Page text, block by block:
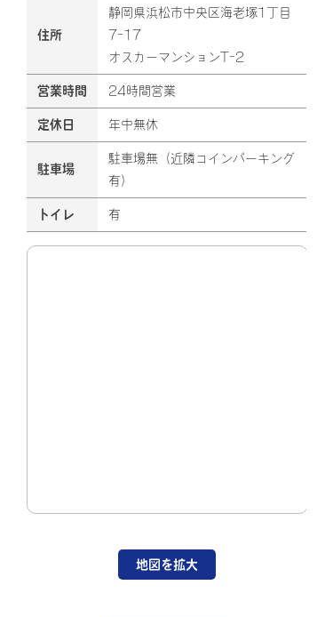
住所
静岡県浜松市中央区海老塚1丁目
7-17
オスカーマンションT-2
営業時間 24時間営業
定休日 年中無休
駐車場
駐車場無（近隣コインパーキング
有）
トイレ 有
地図を拡大